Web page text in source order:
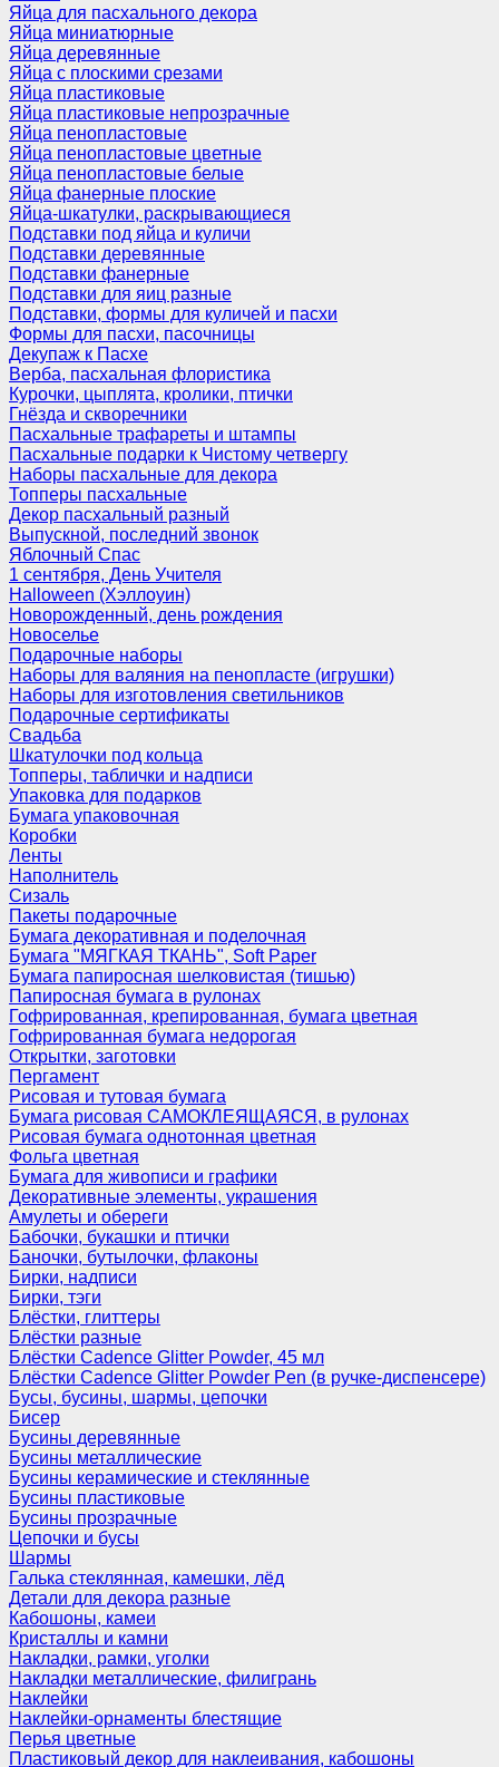
Яйца для пасхального декора
Яйца миниатюрные
Яйца деревянные
Яйца с плоскими срезами
Яйца пластиковые
Яйца пластиковые непрозрачные
Яйца пенопластовые
Яйца пенопластовые цветные
Яйца пенопластовые белые
Яйца фанерные плоские
Яйца-шкатулки, раскрывающиеся
Подставки под яйца и куличи
Подставки деревянные
Подставки фанерные
Подставки для яиц разные
Подставки, формы для куличей и пасхи
Формы для пасхи, пасочницы
Декупаж к Пасхе
Верба, пасхальная флористика
Курочки, цыплята, кролики, птички
Гнёзда и скворечники
Пасхальные трафареты и штампы
Пасхальные подарки к Чистому четвергу
Наборы пасхальные для декора
Топперы пасхальные
Декор пасхальный разный
Выпускной, последний звонок
Яблочный Спас
1 сентября, День Учителя
Halloween (Хэллоуин)
Новорожденный, день рождения
Новоселье
Подарочные наборы
Наборы для валяния на пенопласте (игрушки)
Наборы для изготовления светильников
Подарочные сертификаты
Свадьба
Шкатулочки под кольца
Топперы, таблички и надписи
Упаковка для подарков
Бумага упаковочная
Коробки
Ленты
Наполнитель
Сизаль
Пакеты подарочные
Бумага декоративная и поделочная
Бумага "МЯГКАЯ ТКАНЬ", Soft Paper
Бумага папиросная шелковистая (тишью)
Папиросная бумага в рулонах
Гофрированная, крепированная, бумага цветная
Гофрированная бумага недорогая
Открытки, заготовки
Пергамент
Рисовая и тутовая бумага
Бумага рисовая САМОКЛЕЯЩАЯСЯ, в рулонах
Рисовая бумага однотонная цветная
Фольга цветная
Бумага для живописи и графики
Декоративные элементы, украшения
Амулеты и обереги
Бабочки, букашки и птички
Баночки, бутылочки, флаконы
Бирки, надписи
Бирки, тэги
Блёстки, глиттеры
Блёстки разные
Блёстки Cadence Glitter Powder, 45 мл
Блёстки Cadence Glitter Powder Pen (в ручке-диспенсере)
Бусы, бусины, шармы, цепочки
Бисер
Бусины деревянные
Бусины металлические
Бусины керамические и стеклянные
Бусины пластиковые
Бусины прозрачные
Цепочки и бусы
Шармы
Галька стеклянная, камешки, лёд
Детали для декора разные
Кабошоны, камеи
Кристаллы и камни
Накладки, рамки, уголки
Накладки металлические, филигрань
Наклейки
Наклейки-орнаменты блестящие
Перья цветные
Пластиковый декор для наклеивания, кабошоны